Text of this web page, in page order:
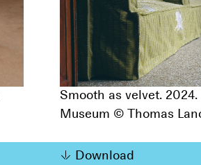
Smooth as velvet. 2024.
Museum © Thomas
Download